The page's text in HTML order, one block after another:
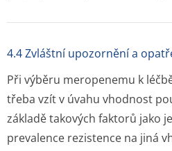
4.4 Zvláštní upozornění a
Při výběru meropenemu k
třeba vzít v úvahu vhodnost
základě takových faktorů jako
prevalence rezistence na jiná